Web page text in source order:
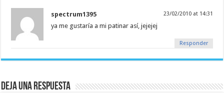
spectrum1395 23/02/2010 at 14:31
ya me gustaría a mi patinar así, jejejej
Responder
Deja una respuesta